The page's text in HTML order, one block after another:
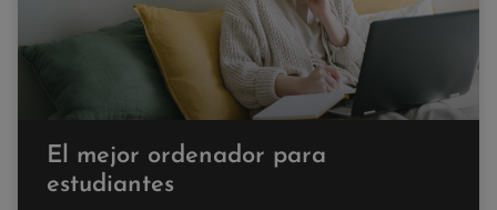
El mejor ordenador para
estudiantes